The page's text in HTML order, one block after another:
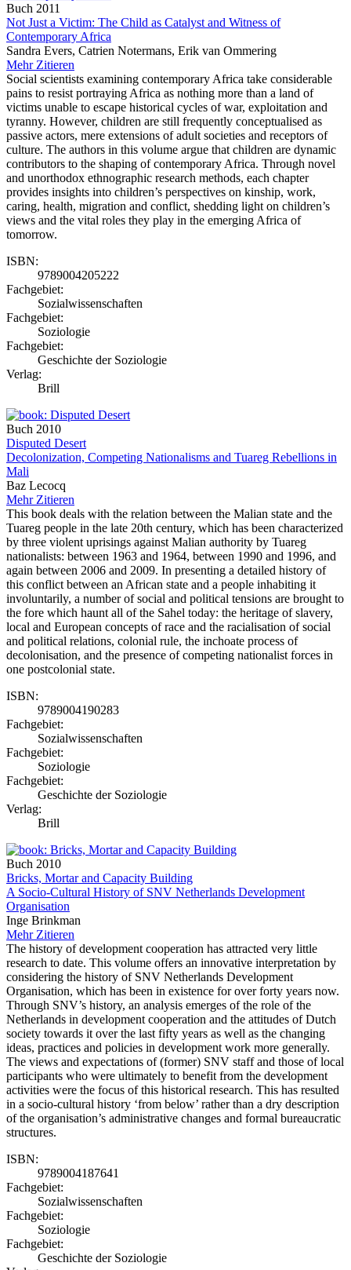
Buch 2011
Not Just a Victim: The Child as Catalyst and Witness of
Contemporary Africa
Sandra Evers, Catrien Notermans, Erik van Ommering
Mehr Zitieren
Social scientists examining contemporary Africa take considerable
pains to resist portraying Africa as nothing more than a land of
victims unable to escape historical cycles of war, exploitation and
tyranny. However, children are still frequently conceptualised as
passive actors, mere extensions of adult societies and receptors of
culture. The authors in this volume argue that children are dynamic
contributors to the shaping of contemporary Africa. Through novel
and unorthodox ethnographic research methods, each chapter
provides insights into children’s perspectives on kinship, work,
caring, health, migration and conflict, shedding light on children’s
views and the vital roles they play in the emerging Africa of
tomorrow.
ISBN:
9789004205222
Fachgebiet:
Sozialwissenschaften
Fachgebiet:
Soziologie
Fachgebiet:
Geschichte der Soziologie
Verlag:
Brill
Buch 2010
Disputed Desert
Decolonization, Competing Nationalisms and Tuareg Rebellions in
Mali
Baz Lecocq
Mehr Zitieren
This book deals with the relation between the Malian state and the
Tuareg people in the late 20th century, which has been characterized
by three violent uprisings against Malian authority by Tuareg
nationalists: between 1963 and 1964, between 1990 and 1996, and
again between 2006 and 2009. In presenting a detailed history of
this conflict between an African state and a people inhabiting it
involuntarily, a number of social and political tensions are brought to
the fore which haunt all of the Sahel today: the heritage of slavery,
local and European concepts of race and the racialisation of social
and political relations, colonial rule, the inchoate process of
decolonisation, and the presence of competing nationalist forces in
one postcolonial state.
ISBN:
9789004190283
Fachgebiet:
Sozialwissenschaften
Fachgebiet:
Soziologie
Fachgebiet:
Geschichte der Soziologie
Verlag:
Brill
Buch 2010
Bricks, Mortar and Capacity Building
A Socio-Cultural History of SNV Netherlands Development
Organisation
Inge Brinkman
Mehr Zitieren
The history of development cooperation has attracted very little
research to date. This volume offers an innovative interpretation by
considering the history of SNV Netherlands Development
Organisation, which has been in existence for over forty years now.
Through SNV’s history, an analysis emerges of the role of the
Netherlands in development cooperation and the attitudes of Dutch
society towards it over the last fifty years as well as the changing
ideas, practices and policies in development work more generally.
The views and expectations of (former) SNV staff and those of local
participants who were ultimately to benefit from the development
activities were the focus of this historical research. This has resulted
in a socio-cultural history ‘from below’ rather than a dry description
of the organisation’s administrative changes and formal bureaucratic
structures.
ISBN:
9789004187641
Fachgebiet:
Sozialwissenschaften
Fachgebiet:
Soziologie
Fachgebiet:
Geschichte der Soziologie